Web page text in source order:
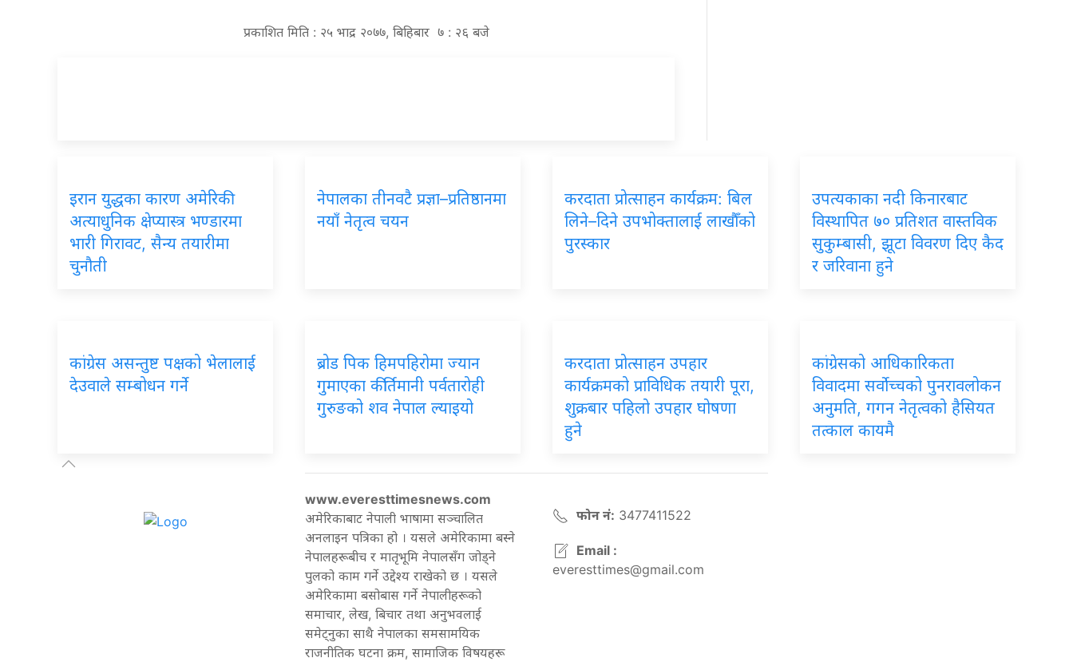
प्रकाशित मिति : २५ भाद्र २०७७, बिहिबार ७ : २६ बजे
इरान युद्धका कारण अमेरिकी
अत्याधुनिक क्षेप्यास्त्र भण्डारमा
भारी गिरावट, सैन्य तयारीमा
चुनौती
नेपालका तीनवटै प्रज्ञा–प्रतिष्ठानमा
नयाँ नेतृत्व चयन
करदाता प्रोत्साहन कार्यक्रम: बिल
लिने–दिने उपभोक्तालाई लाखौँको
पुरस्कार
उपत्यकाका नदी किनारबाट
विस्थापित ७० प्रतिशत वास्तविक
सुकुम्बासी, झूटा विवरण दिए कैद
र जरिवाना हुने
कांग्रेस असन्तुष्ट पक्षको भेलालाई
देउवाले सम्बोधन गर्ने
ब्रोड पिक हिमपहिरोमा ज्यान
गुमाएका कीर्तिमानी पर्वतारोही
गुरुङको शव नेपाल ल्याइयो
करदाता प्रोत्साहन उपहार
कार्यक्रमको प्राविधिक तयारी पूरा,
शुक्रबार पहिलो उपहार घोषणा
हुने
कांग्रेसको आधिकारिकता
विवादमा सर्वोच्चको पुनरावलोकन
अनुमति, गगन नेतृत्वको हैसियत
तत्काल कायमै
www.everesttimesnews.com
अमेरिकाबाट नेपाली भाषामा सञ्चालित
अनलाइन पत्रिका हो । यसले अमेरिकामा बस्ने
नेपालहरूबीच र मातृभूमि नेपालसँग जोड्ने
पुलको काम गर्ने उद्देश्य राखेको छ । यसले
अमेरिकामा बसोबास गर्ने नेपालीहरूको
समाचार, लेख, बिचार तथा अनुभवलाई
समेट्नुका साथै नेपालका समसामयिक
राजनीतिक घटना क्रम, सामाजिक विषयहरू
फोन नं: 3477411522
Email :
everesttimes@gmail.com